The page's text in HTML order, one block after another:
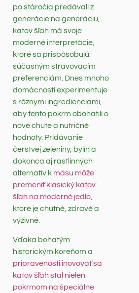
po stáročia predávali z
generácie na generáciu,
katov šľah má svoje
moderné interpretácie,
ktoré sa prispôsobujú
súčasným stravovacím
preferenciám. Dnes mnoho
domácností experimentuje
s rôznymi ingredienciami,
aby tento pokrm obohatili o
nové chute a nutričné
hodnoty. Pridávanie
čerstvej zeleniny, bylín a
dokonca aj rastlinných
alternatív k mäsu môže
premeniť klasický katov
šľah na moderné jedlo,
ktoré je chutné, zdravé a
výživné.
Vďaka bohatým
historickým koreňom a
pripravenosti inovovať sa
katov šľah stal nielen
pokrmom na špeciálne